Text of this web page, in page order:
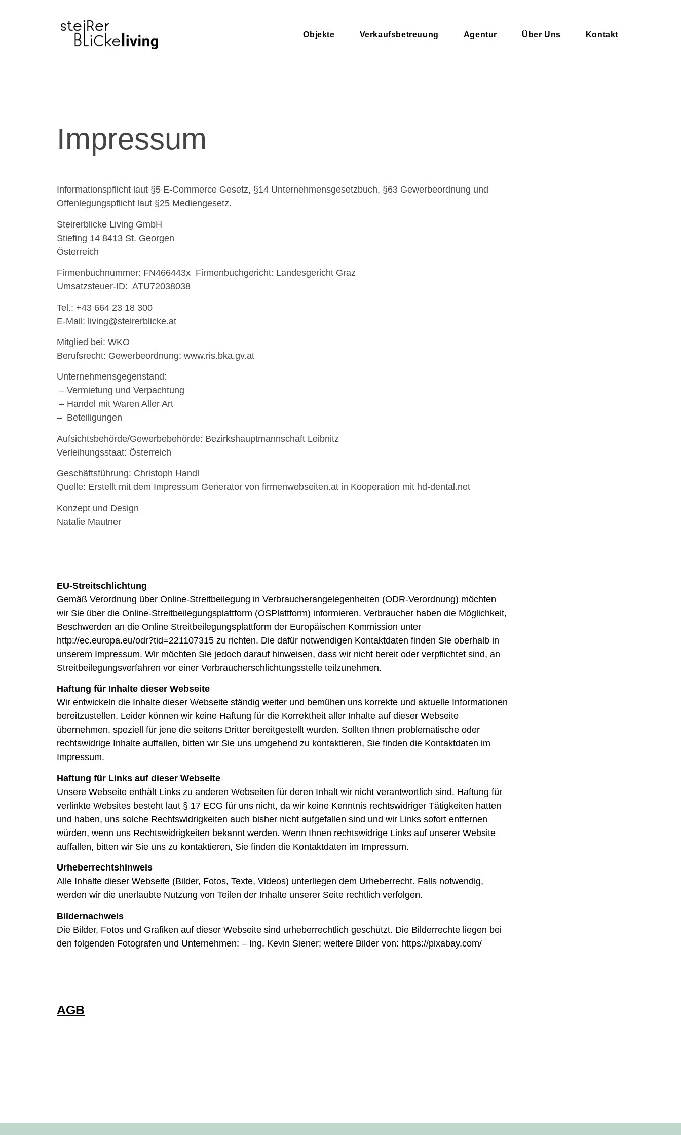
Objekte Verkaufsbetreuung Agentur Über Uns Kontakt
Impressum
Informationspflicht laut §5 E-Commerce Gesetz, §14 Unternehmensgesetzbuch, §63 Gewerbeordnung und
Offenlegungspflicht laut §25 Mediengesetz.
Steirerblicke Living GmbH
Stiefing 14 8413 St. Georgen
Österreich
Firmenbuchnummer: FN466443x Firmenbuchgericht: Landesgericht Graz
Umsatzsteuer-ID: ATU72038038
Tel.: +43 664 23 18 300
E-Mail: living@steirerblicke.at
Mitglied bei: WKO
Berufsrecht: Gewerbeordnung: www.ris.bka.gv.at
Unternehmensgegenstand:
– Vermietung und Verpachtung
– Handel mit Waren Aller Art
– Beteiligungen
Aufsichtsbehörde/Gewerbebehörde: Bezirkshauptmannschaft Leibnitz
Verleihungsstaat: Österreich
Geschäftsführung: Christoph Handl
Quelle: Erstellt mit dem Impressum Generator von firmenwebseiten.at in Kooperation mit hd-dental.net
Konzept und Design
Natalie Mautner
EU-Streitschlichtung
Gemäß Verordnung über Online-Streitbeilegung in Verbraucherangelegenheiten (ODR-Verordnung) möchten
wir Sie über die Online-Streitbeilegungsplattform (OSPlattform) informieren. Verbraucher haben die Möglichkeit,
Beschwerden an die Online Streitbeilegungsplattform der Europäischen Kommission unter
http://ec.europa.eu/odr?tid=221107315 zu richten. Die dafür notwendigen Kontaktdaten finden Sie oberhalb in
unserem Impressum. Wir möchten Sie jedoch darauf hinweisen, dass wir nicht bereit oder verpflichtet sind, an
Streitbeilegungsverfahren vor einer Verbraucherschlichtungsstelle teilzunehmen.
Haftung für Inhalte dieser Webseite
Wir entwickeln die Inhalte dieser Webseite ständig weiter und bemühen uns korrekte und aktuelle Informationen
bereitzustellen. Leider können wir keine Haftung für die Korrektheit aller Inhalte auf dieser Webseite
übernehmen, speziell für jene die seitens Dritter bereitgestellt wurden. Sollten Ihnen problematische oder
rechtswidrige Inhalte auffallen, bitten wir Sie uns umgehend zu kontaktieren, Sie finden die Kontaktdaten im
Impressum.
Haftung für Links auf dieser Webseite
Unsere Webseite enthält Links zu anderen Webseiten für deren Inhalt wir nicht verantwortlich sind. Haftung für
verlinkte Websites besteht laut § 17 ECG für uns nicht, da wir keine Kenntnis rechtswidriger Tätigkeiten hatten
und haben, uns solche Rechtswidrigkeiten auch bisher nicht aufgefallen sind und wir Links sofort entfernen
würden, wenn uns Rechtswidrigkeiten bekannt werden. Wenn Ihnen rechtswidrige Links auf unserer Website
auffallen, bitten wir Sie uns zu kontaktieren, Sie finden die Kontaktdaten im Impressum.
Urheberrechtshinweis
Alle Inhalte dieser Webseite (Bilder, Fotos, Texte, Videos) unterliegen dem Urheberrecht. Falls notwendig,
werden wir die unerlaubte Nutzung von Teilen der Inhalte unserer Seite rechtlich verfolgen.
Bildernachweis
Die Bilder, Fotos und Grafiken auf dieser Webseite sind urheberrechtlich geschützt. Die Bilderrechte liegen bei
den folgenden Fotografen und Unternehmen: – Ing. Kevin Siener; weitere Bilder von: https://pixabay.com/
AGB